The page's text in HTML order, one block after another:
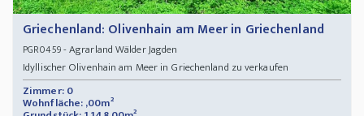
Griechenland: Olivenhain am Meer in Griechenland
PGR0459- Agrarland Wälder Jagden
Idyllischer Olivenhain am Meer in Griechenland zu verkaufen
Zimmer: 0
Wohnfläche: ,00m²